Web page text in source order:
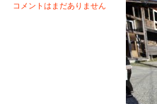
コメントはまだありません